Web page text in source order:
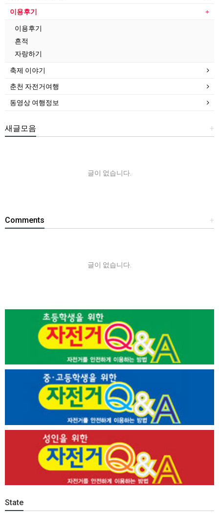
이용후기
이용후기
흔적
자랑하기
축제 이야기
춘천 자전거여행
동영상 여행정보
+
새글모음
글이 없습니다.
+
Comments
글이 없습니다.
State